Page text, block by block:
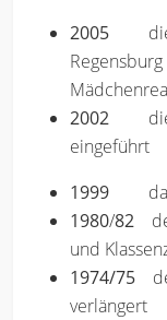
2005
2002
eingeführt
1999
1980/82
und
1974/75
verlängert